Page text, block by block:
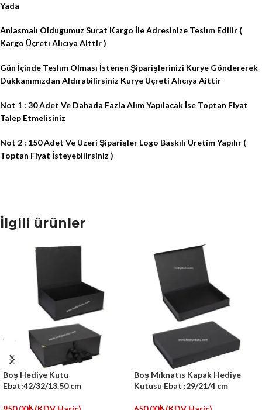
Yada
Anlasmalı Oldugumuz Surat Kargo İle Adresinize Teslım Edilir (
Kargo Üçretı Alıcıya Aittir )
Gün İçinde Teslım Olması İstenen Şiparişlerinizi Kurye Göndererek
Dükkanımızdan Aldırabilirsiniz Kurye Üçreti Alıcıya Aittir
Not 1 : 30 Adet Ve Dahada Fazla Alım Yapılacak İse Toptan Fiyat
Talep Etmelisiniz
Not 2 : 150 Adet Ve Üzeri Şiparişler Logo Baskılı Üretim Yapılır (
Toptan Fiyat İsteyebilirsiniz )
İlgili ürünler
Boş Hediye Kutu
Ebat:42/32/13.50 cm
Boş Mıknatıs Kapak Hediye
Kutusu Ebat :29/21/4 cm